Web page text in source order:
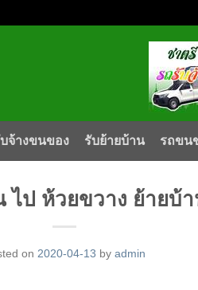
จ้างขนของ รับย้ายบ้าน รถขน
ไป ห้วยขวาง ย้ายบ้
on 2020-04-13 by admin